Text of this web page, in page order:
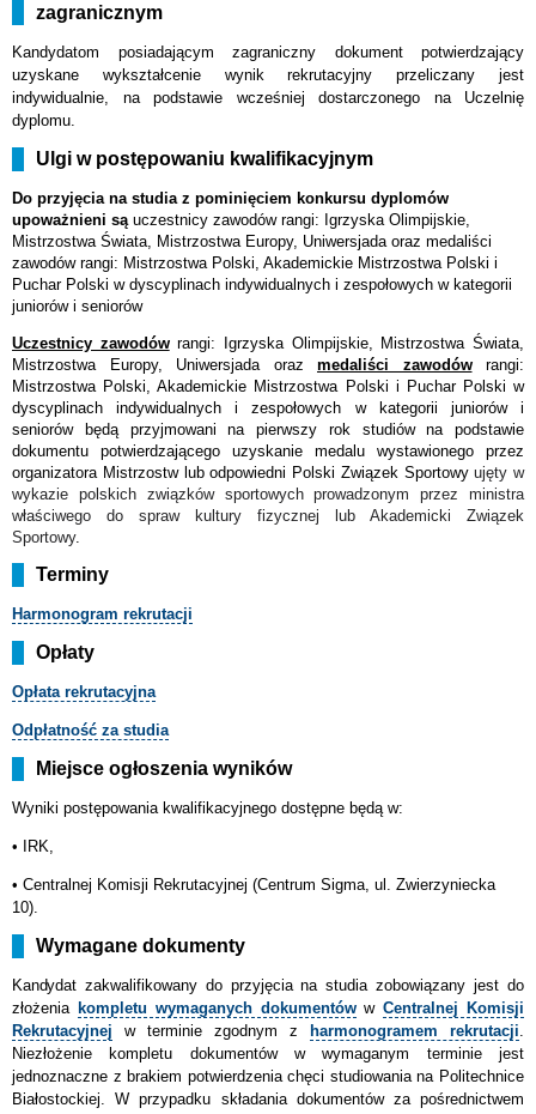
zagranicznym
Kandydatom posiadającym zagraniczny dokument potwierdzający
uzyskane wykształcenie wynik rekrutacyjny przeliczany jest
indywidualnie, na podstawie wcześniej dostarczonego na Uczelnię
dyplomu.
Ulgi w postępowaniu kwalifikacyjnym
Do przyjęcia na studia z pominięciem konkursu dyplomów
upoważnieni są uczestnicy zawodów rangi: Igrzyska Olimpijskie,
Mistrzostwa Świata, Mistrzostwa Europy, Uniwersjada oraz medaliści
zawodów rangi: Mistrzostwa Polski, Akademickie Mistrzostwa Polski i
Puchar Polski w dyscyplinach indywidualnych i zespołowych w kategorii
juniorów i seniorów
Uczestnicy zawodówrangi: Igrzyska Olimpijskie, Mistrzostwa Świata,
Mistrzostwa Europy, Uniwersjada oraz medaliści zawodówrangi:
Mistrzostwa Polski, Akademickie Mistrzostwa Polski i Puchar Polski w
dyscyplinach indywidualnych i zespołowych w kategorii juniorów i
seniorów będą przyjmowani na pierwszy rok studiów na podstawie
dokumentu potwierdzającego uzyskanie medalu wystawionego przez
organizatora Mistrzostw lub odpowiedni Polski Związek Sportowyujęty w
wykazie polskich związków sportowych prowadzonym przez ministra
właściwego do spraw kultury fizycznej lub Akademicki Związek
Sportowy.
Terminy
Harmonogram rekrutacji
Opłaty
Opłata rekrutacyjna
Odpłatność za studia
Miejsce ogłoszenia wyników
Wyniki postępowania kwalifikacyjnego dostępne będą w:
• IRK,
• Centralnej Komisji Rekrutacyjnej (Centrum Sigma, ul. Zwierzyniecka
10).
Wymagane dokumenty
Kandydatzakwalifikowany do przyjęcia na studia zobowiązany jest do
złożenia kompletu wymaganych dokumentówwCentralnej Komisji
Rekrutacyjnej w terminie zgodnym z harmonogramem rekrutacji.
Niezłożenie kompletu dokumentów w wymaganym terminie jest
jednoznaczne z brakiem potwierdzenia chęci studiowania na Politechnice
Białostockiej. W przypadku składania dokumentów za pośrednictwem